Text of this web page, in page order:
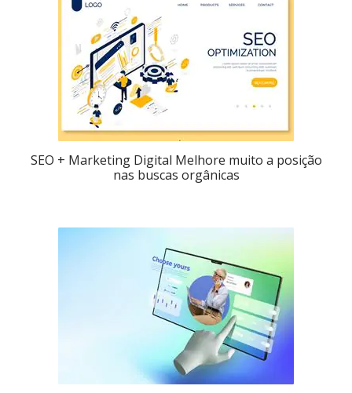
SEO + Marketing Digital Melhore muito a posição
nas buscas orgânicas